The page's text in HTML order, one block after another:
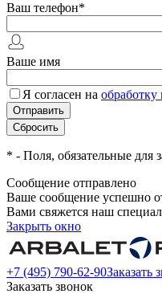
Ваш телефон*
Ваше имя
Я согласен на
* - Поля, обязательные для
Сообщение отправлено
Ваше сообщение успешно
Вами свяжется наш
Закрыть окно
+7 (495) 790-62-90Заказать
Заказать звонок